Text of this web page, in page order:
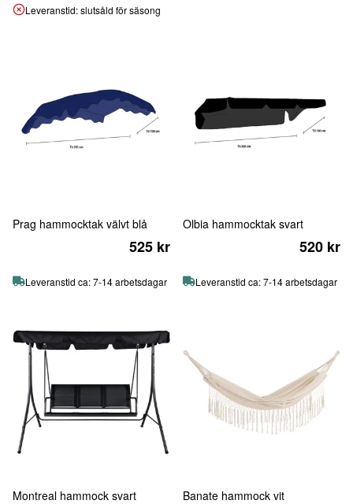
Leveranstid: slutsåld för säsong
Prag hammocktak välvt blå
525 kr
Leveranstid ca: 7-14 arbetsdagar
Olbia hammocktak svart
520 kr
Leveranstid ca: 7-14 arbetsdagar
Montreal hammock svart
Banate hammock vit